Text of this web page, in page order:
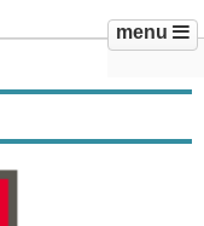
menu